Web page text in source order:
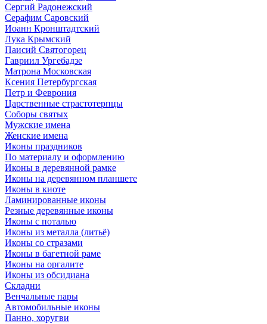
Сергий Радонежский
Серафим Саровский
Иоанн Кронштадтский
Лука Крымский
Паисий Святогорец
Гавриил Ургебадзе
Матрона Московская
Ксения Петербургская
Петр и Феврония
Царственные страстотерпцы
Соборы святых
Мужские имена
Женские имена
Иконы праздников
По материалу и оформлению
Иконы в деревянной рамке
Иконы на деревянном планшете
Иконы в киоте
Ламинированные иконы
Резные деревянные иконы
Иконы с поталью
Иконы из металла (литьё)
Иконы со стразами
Иконы в багетной раме
Иконы на оргалите
Иконы из обсидиана
Складни
Венчальные пары
Автомобильные иконы
Панно, хоругви